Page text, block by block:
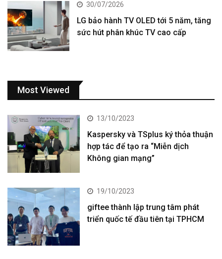
30/07/2026
LG bảo hành TV OLED tới 5 năm, tăng
sức hút phân khúc TV cao cấp
Most Viewed
13/10/2023
Kaspersky và TSplus ký thỏa thuận
hợp tác để tạo ra “Miễn dịch
Không gian mạng”
19/10/2023
giftee thành lập trung tâm phát
triển quốc tế đầu tiên tại TPHCM